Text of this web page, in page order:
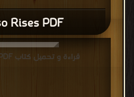
Rises PDF
قراءة و تحميل كتاب Mrs. Dalloway PDF مجانا